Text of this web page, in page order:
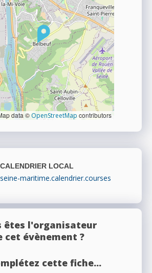
data © OpenStreetMap contributors
CALENDRIER LOCAL
seine-maritime.calendrier.courses
êtes l'organisateur
cet évènement ?
cette fiche...